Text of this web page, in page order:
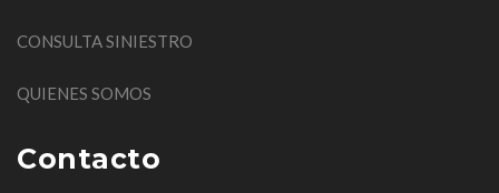
CONSULTA SINIESTRO
QUIENES SOMOS
Contacto